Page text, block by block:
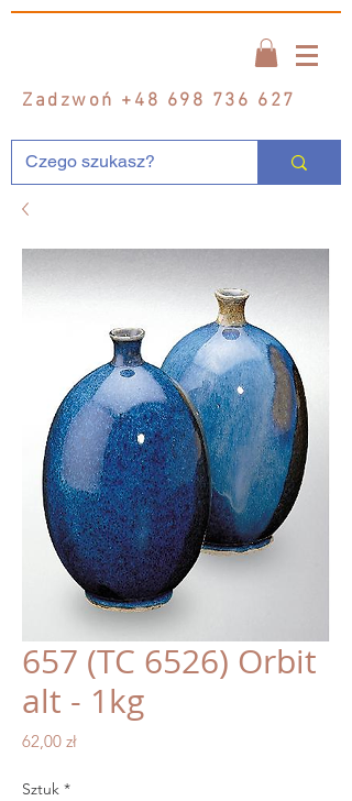
Zadzwoń +48 698 736 627
657 (TC 6526) Orbit
alt - 1kg
62,00 złCena
Sztuk *